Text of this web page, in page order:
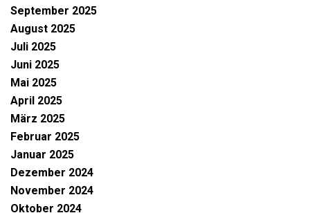
September 2025
August 2025
Juli 2025
Juni 2025
Mai 2025
April 2025
März 2025
Februar 2025
Januar 2025
Dezember 2024
November 2024
Oktober 2024